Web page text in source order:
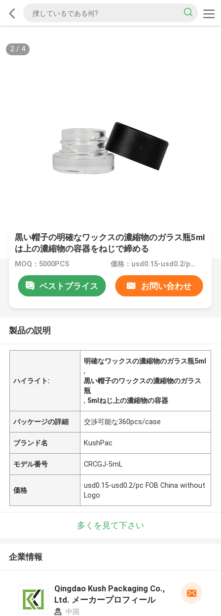
2/ 4
黒い帽子の明確なワックスの濃縮物のガラス瓶5ml
は上の濃縮物の容器をねじで締める
MOQ：5000PCS 価格：usd0.15-usd0.2/pc FOB China without Logo
ベストプライス お問い合わせ
製品の説明
ハイライト:
明確なワックスの濃縮物のガラス瓶5ml
,
黒い帽子のワックスの濃縮物のガラス
瓶
, 5mlねじ上の濃縮物の容器
パッケージの詳細 交渉可能な360pcs/case
ブランド名 KushPac
モデル番号 CRCGJ-5mL
価格
usd0.15-usd0.2/pc FOB China without
Logo
多くを見て下さい
企業情報
Qingdao Kush Packaging Co.,
Ltd. メーカープロフィール
中国